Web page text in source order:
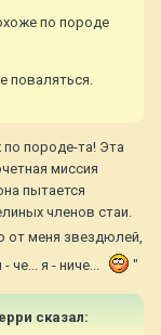
по породе
поваляться.
породе-та! Эта
миссия
пытается
членов стаи.
от меня звездюлей,
че... я - ниче...
"
сказал: